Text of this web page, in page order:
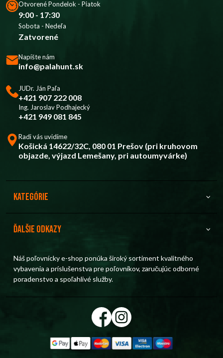
Otvorené Pondelok - Piatok
9:00 - 17:30
Sobota - Nedeľa
Zatvorené
Napíšte nám
info@palahunt.sk
JUDr. Ján Paľa
+421 907 222 008
Ing. Jaroslav Podhajecký
+421 949 081 845
Radi vás uvidíme
Košická 14622/32C, 080 01 Prešov (pri kruhovom
objazde, výjazd Lemešany, pri autoumyvárke)
Kategórie
Ďalšie odkazy
Náš poľovnícky e-shop ponúka široký sortiment kvalitného
vybavenia a príslušenstva pre poľovníkov, zaručujúc odborné
poradenstvo a spoľahlivé služby.